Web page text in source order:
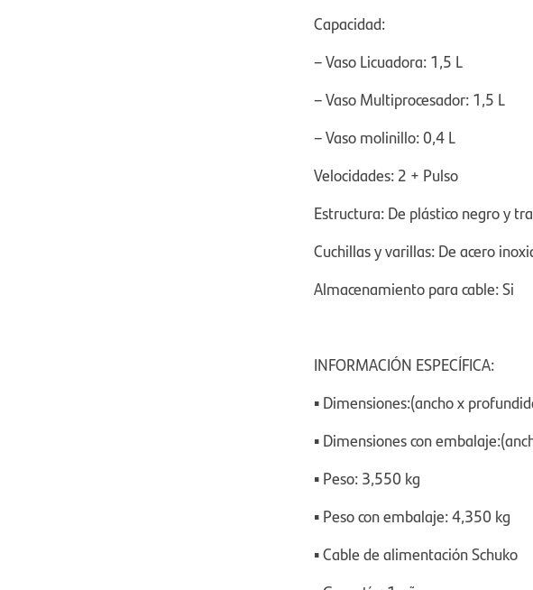
Capacidad:
– Vaso Licuadora: 1,5 L
– Vaso Multiprocesador: 1,5 L
– Vaso molinillo: 0,4 L
Velocidades: 2 + Pulso
Estructura: De plástico negro y
Cuchillas y varillas: De acero
Almacenamiento para cable: Si
INFORMACIÓN ESPECÍFICA:
▪ Dimensiones:(ancho x
▪ Dimensiones con
▪ Peso: 3,550 kg
▪ Peso con embalaje: 4,350 kg
▪ Cable de alimentación Schuko